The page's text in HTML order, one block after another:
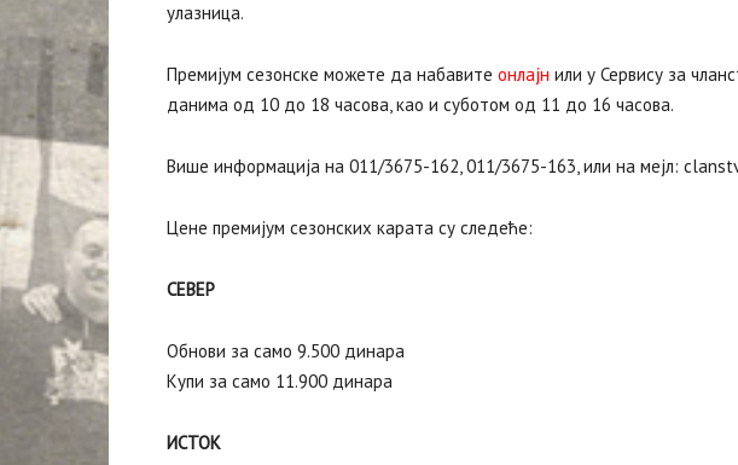
улазница.
Премијум сезонске можете да набавите онлајн или у Сервису за
данима од 10 до 18 часова, као и суботом од 11 до 16 часова.
Више информација на 011/3675-162, 011/3675-163, или на мејл:
Цене премијум сезонских карата су следеће:
СЕВЕР
Обнови за само 9.500 динара
Купи за само 11.900 динара
ИСТОК